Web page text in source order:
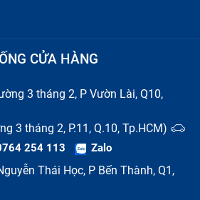
Việc ép lại kính mới sẽ khôi phục
này khiến bụi bẩn lọt vào làm giảm
ứng phản hồi không đồng đều:
ăn. Đây có thể là do kính bị cong
CỬA HÀNG
3 tháng 2, P Vườn Lài, Q10,
3 tháng 2, P.11, Q.10, Tp.HCM)
254 113 Zalo
Thái Học, P Bến Thành, Q1,